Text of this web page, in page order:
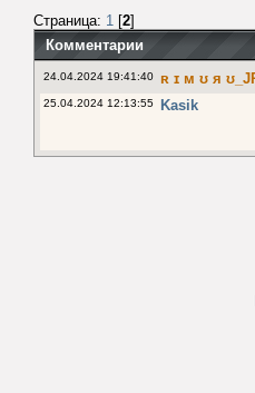
Страница: 1 [2]
Комментарии
24.04.2024 19:41:40 ʀ ɪ м ʊ я
25.04.2024 12:13:55 Kasik